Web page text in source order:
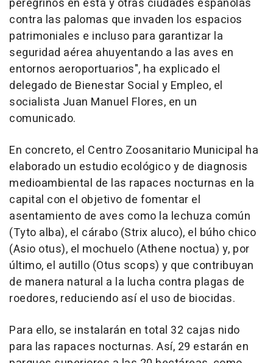
peregrinos en esta y otras ciudades españolas
contra las palomas que invaden los espacios
patrimoniales e incluso para garantizar la
seguridad aérea ahuyentando a las aves en
entornos aeroportuarios", ha explicado el
delegado de Bienestar Social y Empleo, el
socialista Juan Manuel Flores, en un
comunicado.
En concreto, el Centro Zoosanitario Municipal ha
elaborado un estudio ecológico y de diagnosis
medioambiental de las rapaces nocturnas en la
capital con el objetivo de fomentar el
asentamiento de aves como la lechuza común
(Tyto alba), el cárabo (Strix aluco), el búho chico
(Asio otus), el mochuelo (Athene noctua) y, por
último, el autillo (Otus scops) y que contribuyan
de manera natural a la lucha contra plagas de
roedores, reduciendo así el uso de biocidas.
Para ello, se instalarán en total 32 cajas nido
para las rapaces nocturnas. Así, 29 estarán en